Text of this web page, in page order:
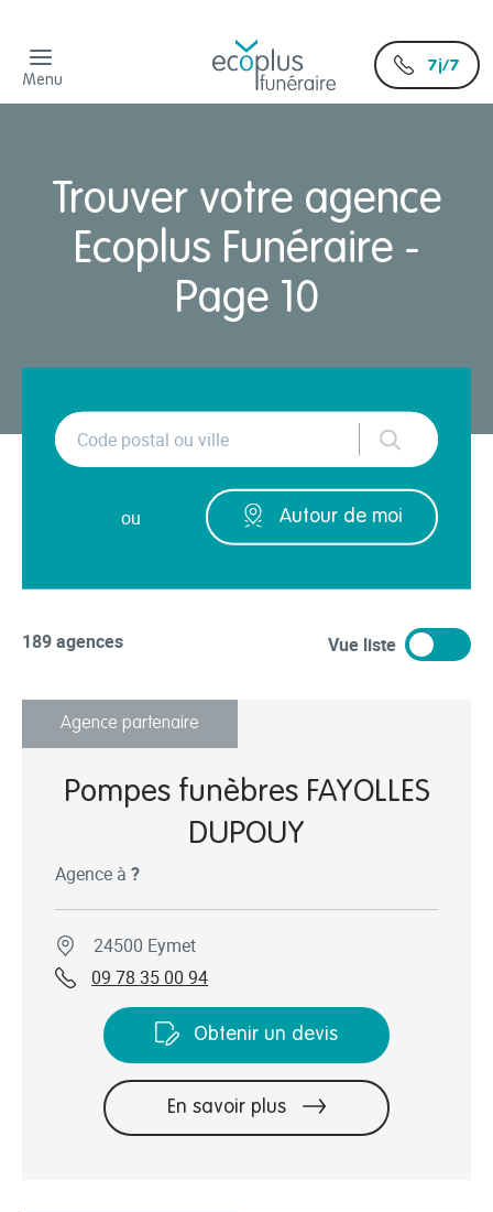
7j/7
Menu
Trouver votre agence
Ecoplus Funéraire -
Page 10
ou Autour de moi
189 agences Vue liste
Agence partenaire
Pompes funèbres FAYOLLES
DUPOUY
Agence à ?
24500 Eymet
09 78 35 00 94
Obtenir un devis
En savoir plus